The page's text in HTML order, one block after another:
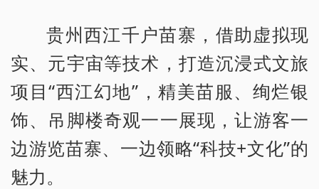
贵州西江千户苗寨，借助虚拟现
实、元宇宙等技术，打造沉浸式文旅
项目“西江幻地”，精美苗服、绚烂银
饰、吊脚楼奇观一一展现，让游客一
边游览苗寨、一边领略“科技+文化”的
魅力。